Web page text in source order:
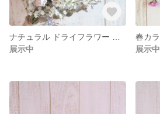
展示中
展示中